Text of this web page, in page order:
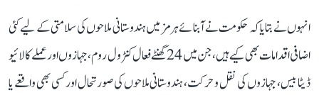
انہوں نے بتایا کہ حکومت نے آبنائے ہرمز میں ہندوستانی ملاحوں کی سلامتی کے لیے کئی
اضافی اقدامات بھی کیے ہیں، جن میں 24 گھنٹے فعال کنٹرول روم، جہازوں اور عملے کا لائیو
ڈیٹا بیس، جہازوں کی نقل و حرکت، ہندوستانی ملاحوں کی صورتحال اور کسی بھی واقعے یا